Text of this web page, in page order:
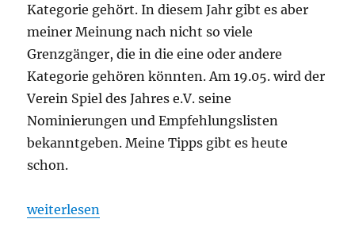
Kategorie gehört. In diesem Jahr gibt es aber
meiner Meinung nach nicht so viele
Grenzgänger, die in die eine oder andere
Kategorie gehören könnten. Am 19.05. wird der
Verein Spiel des Jahres e.V. seine
Nominierungen und Empfehlungslisten
bekanntgeben. Meine Tipps gibt es heute
schon.
„Ein Blick in die Glaskugel“
weiterlesen